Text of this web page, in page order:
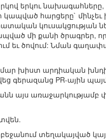
երկու
հարցերը`
կուսակցության
մի քանի ծրագրեր,
եւ ծովում: Նման
խիստ արդիական
գերազանց PR-ային
այս առաջարկությամբ
տեղակայված